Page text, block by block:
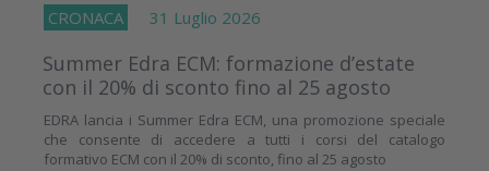
CRONACA 31 Luglio 2026
Summer Edra ECM: formazione d’estate
con il 20% di sconto fino al 25 agosto
EDRA lancia i Summer Edra ECM, una promozione speciale
che consente di accedere a tutti i corsi del catalogo
formativo ECM con il 20% di sconto, fino al 25 agosto